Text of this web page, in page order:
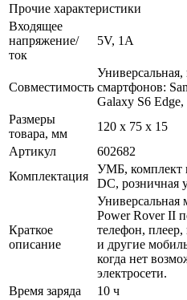
Прочие характеристики
Входящее
напряжение/
ток
5V, 1A
Совместимость смартфонов:
Galaxy S6 Edge,
Размеры
товара, мм
120 х 75 х 15
Артикул
602682
Комплектация
УМБ, комплект
DC, розничная
Краткое
описание
Универсальная
Power Rover II
телефон,
и другие
когда нет
электросети.
Время заряда
10 ч